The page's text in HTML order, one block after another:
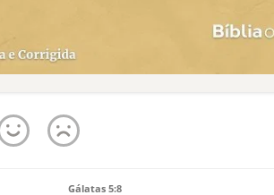
Gálatas 5:8